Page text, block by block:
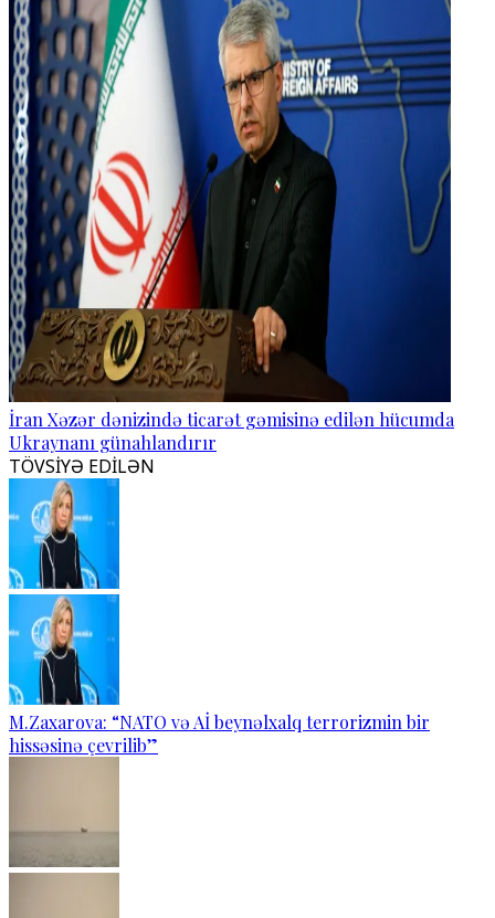
İran Xəzər dənizində ticarət gəmisinə edilən hücumda
Ukraynanı günahlandırır
TÖVSİYƏ EDİLƏN
M.Zaxarova: “NATO və Aİ beynəlxalq terrorizmin bir
hissəsinə çevrilib”